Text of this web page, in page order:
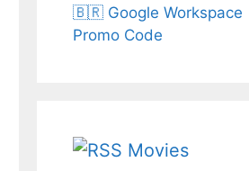
🇧🇷 Google Workspace
Promo Code
Movies